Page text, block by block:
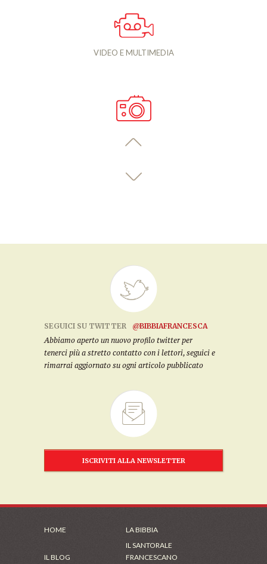
VIDEO E MULTIMEDIA
SEGUICI SU TWITTER
@BIBBIAFRANCESCA
Abbiamo aperto un nuovo profilo twitter per
tenerci più a stretto contatto con i lettori, seguici e
rimarrai aggiornato su ogni articolo pubblicato
ISCRIVITI ALLA NEWSLETTER
HOME LA BIBBIA
IL BLOG
IL SANTORALE
FRANCESCANO